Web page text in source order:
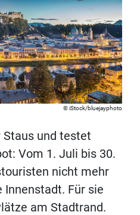
iStock/bluejayphoto
und testet
Vom 1. Juli bis 30.
nicht mehr
Für sie
am Stadtrand.